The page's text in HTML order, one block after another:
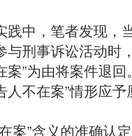
中，笔者发现，
与刑事诉讼活动时
案”为由将案件退
人不在案”情形应予
”含义的准确认